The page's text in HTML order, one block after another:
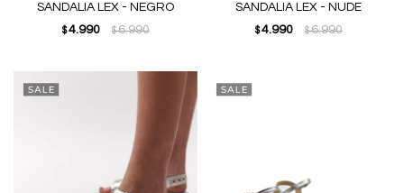
SANDALIA LEX - NEGRO
$ 4.990 $6.990
SANDALIA LEX - NUDE
$ 4.990 $6.990